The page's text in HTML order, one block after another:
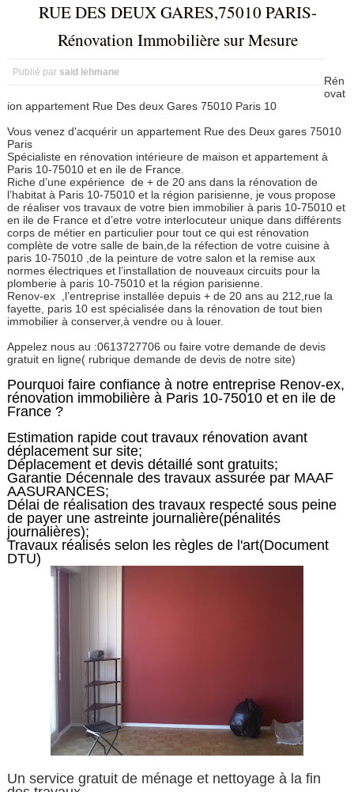
RUE DES DEUX GARES,75010 PARIS-
Rénovation Immobilière sur Mesure
Publié par said lehmane
Rén
ovat
ion appartement Rue Des deux Gares 75010 Paris 10
Vous venez d'acquérir un appartement Rue des Deux gares 75010
Paris
Spécialiste en rénovation intérieure de maison et appartement à
Paris 10-75010 et en ile de France.
Riche d’une expérience de + de 20 ans dans la rénovation de
l’habitat à Paris 10-75010 et la région parisienne, je vous propose
de réaliser vos travaux de votre bien immobilier à paris 10-75010 et
en ile de France et d’etre votre interlocuteur unique dans différents
corps de métier en particulier pour tout ce qui est rénovation
complète de votre salle de bain,de la réfection de votre cuisine à
paris 10-75010 ,de la peinture de votre salon et la remise aux
normes électriques et l’installation de nouveaux circuits pour la
plomberie à paris 10-75010 et la région parisienne.
Renov-ex
,l’entreprise installée depuis + de 20 ans au 212,rue la
fayette, paris 10 est spécialisée dans la rénovation de tout bien
immobilier à conserver,à vendre ou à louer.
Appelez nous au :0613727706 ou faire votre demande de devis
gratuit en ligne( rubrique demande de devis de notre site)
Pourquoi faire confiance à notre entreprise Renov-ex,
rénovation immobilière à Paris 10-75010 et en ile de
France ?
Estimation rapide cout travaux rénovation avant
déplacement sur site;
Déplacement et devis détaillé sont gratuits;
Garantie Décennale des travaux assurée par MAAF
AASURANCES;
Délai de réalisation des travaux respecté sous peine
de payer une astreinte journalière(pénalités
journalières);
Travaux réalisés selon les règles de l'art(Document
DTU)
Un service gratuit de ménage et nettoyage à la fin